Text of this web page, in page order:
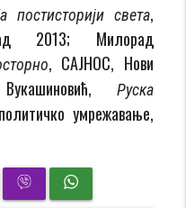
постисторији света,
2013; Милорад
, САЈНОС, Нови
Руска
умрежавање,